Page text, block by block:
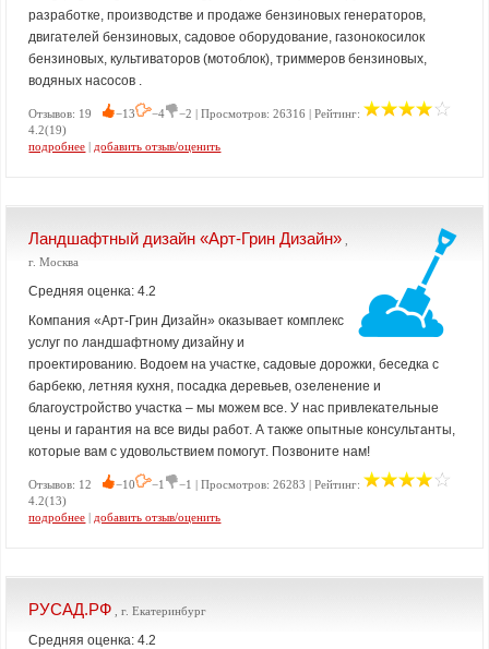
разработке, производстве и продаже бензиновых генераторов,
двигателей бензиновых, садовое оборудование, газонокосилок
бензиновых, культиваторов (мотоблок), триммеров бензиновых,
водяных насосов .
Отзывов: 19 −13 −4
−2 | Просмотров: 26316 | Рейтинг:
4.2(19)
подробнее | добавить отзыв/оценить
Ландшафтный дизайн «Арт-Грин Дизайн»
г. Москва
Средняя оценка: 4.2
Компания «Арт-Грин Дизайн» оказывает комплекс
услуг по ландшафтному дизайну и
проектированию. Водоем на участке, садовые дорожки, беседка с
барбекю, летняя кухня, посадка деревьев, озеленение и
благоустройство участка – мы можем все. У нас привлекательные
цены и гарантия на все виды работ. А также опытные консультанты,
которые вам с удовольствием помогут. Позвоните нам!
Отзывов: 12 −10 −1
−1 | Просмотров: 26283 | Рейтинг:
4.2(13)
подробнее | добавить отзыв/оценить
РУСАД.РФ , г. Екатеринбург
Средняя оценка: 4.2